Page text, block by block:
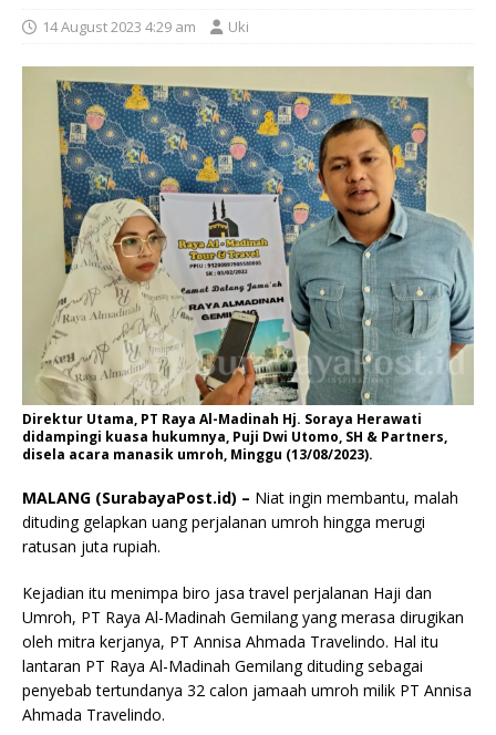
14 August 2023 4:29 am Uki
Direktur Utama, PT Raya Al-Madinah Hj. Soraya Herawati
didampingi kuasa hukumnya, Puji Dwi Utomo, SH & Partners,
disela acara manasik umroh, Minggu (13/08/2023).
MALANG (SurabayaPost.id) – Niat ingin membantu, malah
dituding gelapkan uang perjalanan umroh hingga merugi
ratusan juta rupiah.
Kejadian itu menimpa biro jasa travel perjalanan Haji dan
Umroh, PT Raya Al-Madinah Gemilang yang merasa dirugikan
oleh mitra kerjanya, PT Annisa Ahmada Travelindo. Hal itu
lantaran PT Raya Al-Madinah Gemilang dituding sebagai
penyebab tertundanya 32 calon jamaah umroh milik PT Annisa
Ahmada Travelindo.